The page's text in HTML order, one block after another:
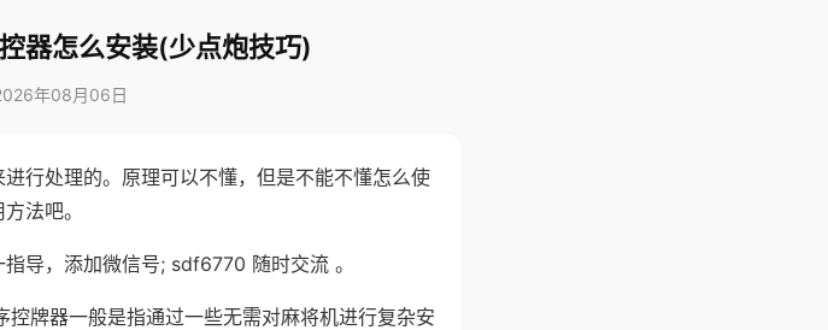
器怎么安装(少点炮技巧)
年08月06日
行处理的。原理可以不懂，但是不能不懂怎么使
法吧。
导，添加微信号; sdf6770 随时交流 。
牌器一般是指通过一些无需对麻将机进行复杂安